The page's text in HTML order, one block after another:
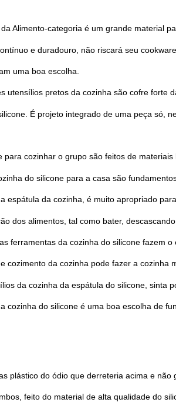
Deixe um recado
Ligaremos para você
Submeter
Alimento-categoria é um grande material
e duradouro, não riscará seu
uma boa escolha.
utensílios pretos da cozinha são cofre
É projeto integrado de uma peça só,
cozinhar o grupo são feitos de
do silicone para a casa são
espátula da cozinha, é muito apropriado
dos alimentos, tal como bater,
ferramentas da cozinha do silicone fazem o
cozimento da cozinha pode fazer a
da cozinha da espátula do silicone, sinta
cozinha do silicone é uma boa escolha de
plástico do ódio que derreteria acima e não
feito do material de alta qualidade do